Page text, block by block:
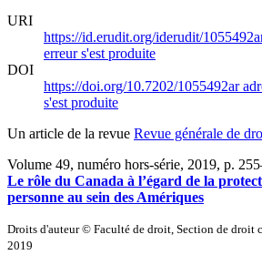
URI
https://id.erudit.org/iderudit/
erreur s'est produite
DOI
https://doi.org/10.7202/1055492ar
s'est produite
Un article de la revue Revue générale de
Volume 49, numéro hors-série, 2019, p.
Le rôle du Canada à l’égard de la
personne au sein des Amériques
Droits d'auteur © Faculté de droit, Section de droit
2019